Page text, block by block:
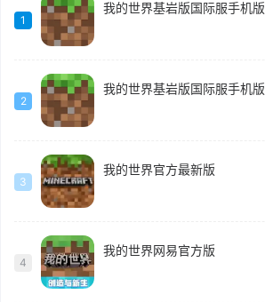
1
我的世界基岩版国际服手机版
2
我的世界基岩版国际服手机版
3
我的世界官方最新版
4
我的世界网易官方版